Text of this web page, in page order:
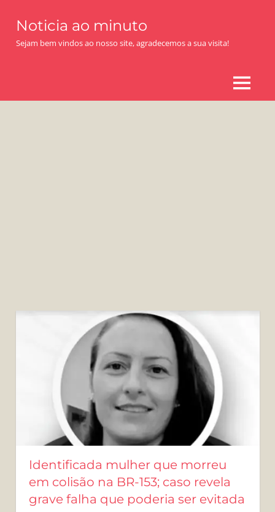
content
Noticia ao minuto
Sejam bem vindos ao nosso site, agradecemos a sua visita!
MENU
Identificada mulher que morreu
em colisão na BR-153; caso revela
grave falha que poderia ser evitada